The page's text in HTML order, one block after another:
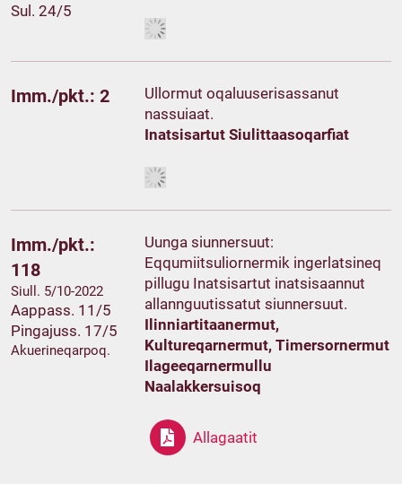
Sul. 24/5
Imm./pkt.: 2
Ullormut oqaluuserisassanut
nassuiaat.
Inatsisartut Siulittaasoqarfiat
Imm./pkt.:
118
Siull. 5/10-2022
Aappass. 11/5
Pingajuss. 17/5
Akuerineqarpoq.
Uunga siunnersuut:
Eqqumiitsuliornermik ingerlatsineq
pillugu Inatsisartut inatsisaannut
allannguutissatut siunnersuut.
Ilinniartitaanermut,
Kultureqarnermut, Timersornermut
Ilageeqarnermullu
Naalakkersuisoq
Allagaatit